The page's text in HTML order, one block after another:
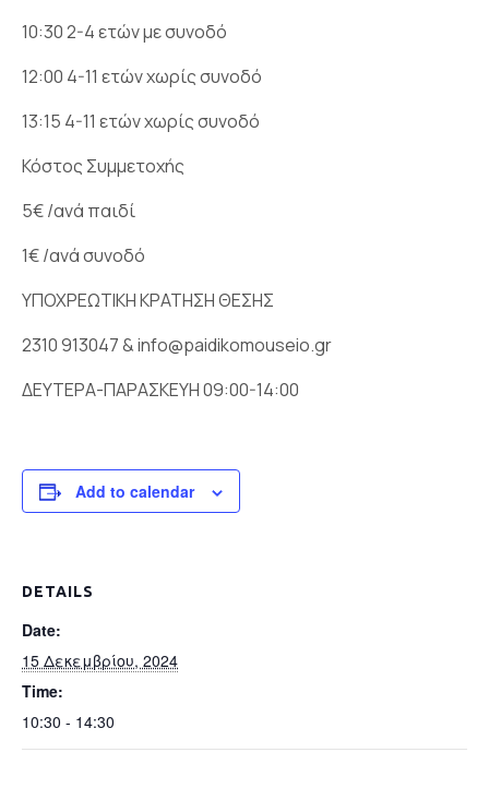
10:30 2-4 ετών με συνοδό
12:00 4-11 ετών χωρίς συνοδό
13:15 4-11 ετών χωρίς συνοδό
Κόστος Συμμετοχής
5€ /ανά παιδί
1€ /ανά συνοδό
ΥΠΟΧΡΕΩΤΙΚΗ ΚΡΑΤΗΣΗ ΘΕΣΗΣ
2310 913047 & info@paidikomouseio.gr
ΔΕΥΤΕΡΑ-ΠΑΡΑΣΚΕΥH 09:00-14:00
Add to calendar
DETAILS
Date:
15 Δεκεμβρίου, 2024
Time:
10:30 - 14:30